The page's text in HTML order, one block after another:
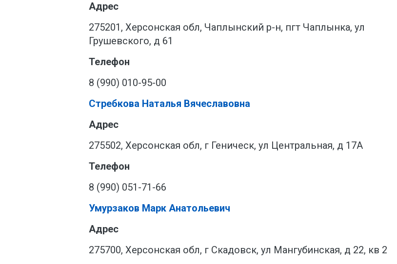
Адрес
275201, Херсонская обл, Чаплынский р-н, пгт Чаплынка, ул
Грушевского, д 61
Телефон
8 (990) 010-95-00
Стребкова Наталья Вячеславовна
Адрес
275502, Херсонская обл, г Геническ, ул Центральная, д 17А
Телефон
8 (990) 051-71-66
Умурзаков Марк Анатольевич
Адрес
275700, Херсонская обл, г Скадовск, ул Мангубинская, д 22, кв 2